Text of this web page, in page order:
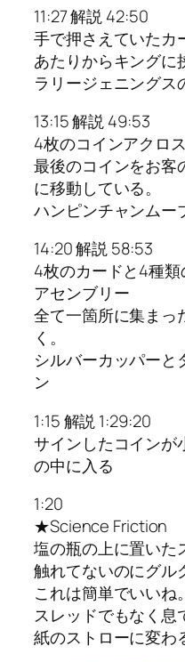
11:27 解説 42:50
手で押さえていたカ
あたりからキングに
ラリージェニングス
13:15 解説 49:53
4枚のコインアクロス
最後のコインをお客
に移動している。
ハンピンチャンムー
14:20 解説 58:53
4枚のカードと4種
アセンブリー
全て一箇所に集まっ
く。
シルバーカッパーと
ン
1:15 解説 1:29:20
サインしたコインが
の中に入る
1:20
★Science Friction
塩の瓶の上に置いた
触れてないのにグル
これは簡単でいいね。
スレッドでもなく息
紙のストローに変わ